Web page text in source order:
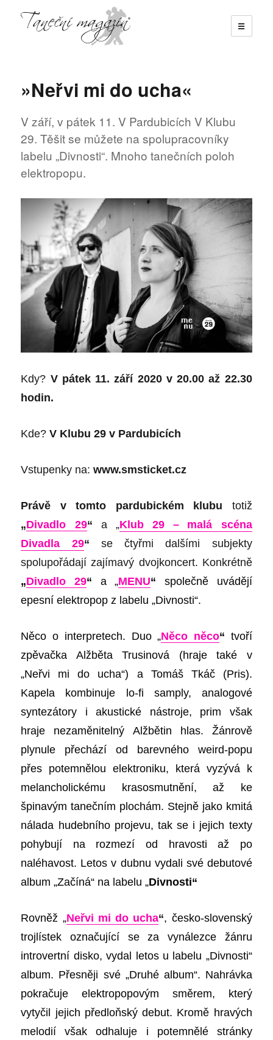
☰
»Neřvi mi do ucha«
V září, v pátek 11. V Pardubicích V Klubu
29. Těšit se můžete na spolupracovníky
labelu „Divnosti“. Mnoho tanečních poloh
elektropopu.
Kdy? V pátek 11. září 2020 v 20.00 až 22.30
hodin.
Kde? V Klubu 29 v Pardubicích
Vstupenky na:www.smsticket.cz
Právě v tomto pardubickém klubu totiž
„Divadlo 29“ a „Klub 29 –
malá scéna
Divadla 29“se čtyřmi dalšími subjekty
spolupořádají zajímavý dvojkoncert. Konkrétně
„Divadlo 29“ a „MENU“ společně uvádějí
epesní elektropop z labelu „Divnosti“.
Něco o interpretech. Duo „Něco něco“ tvoří
zpěvačka Alžběta Trusinová (hraje také v
„Neřvi mi do ucha“) a Tomáš Tkáč (Pris).
Kapela kombinuje lo-fi samply, analogové
syntezátory i akustické nástroje, prim však
hraje nezaměnitelný Alžbětin hlas. Žánrově
plynule přechází od barevného weird-popu
přes potemnělou elektroniku, která vyzývá k
melancholickému krasosmutnění, až ke
špinavým tanečním plochám. Stejně jako kmitá
nálada hudebního projevu, tak se i jejich texty
pohybují na rozmezí od hravosti až po
naléhavost. Letos v dubnu vydali své debutové
album „Začíná“ na labelu „Divnosti“
Rovněž „Neřvi mi do ucha“, česko-slovenský
trojlístek označující se za vynálezce žánru
introvertní disko, vydal letos u labelu „Divnosti“
album. Přesněji své „Druhé album“. Nahrávka
pokračuje elektropopovým směrem, který
vytyčil jejich předloňský debut. Kromě hravých
melodií však odhaluje i potemněl é stránky